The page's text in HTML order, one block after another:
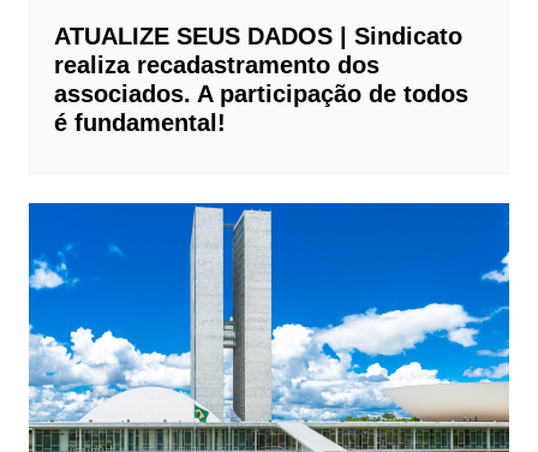
ATUALIZE SEUS DADOS | Sindicato
realiza recadastramento dos
associados. A participação de todos
é fundamental!